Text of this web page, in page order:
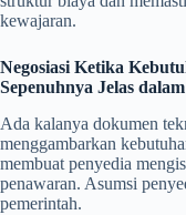
kewajaran.
Negosiasi Ketika
Sepenuhnya Jelas
Ada kalanya dokumen
menggambarkan
membuat penyedia
penawaran. Asumsi
pemerintah.